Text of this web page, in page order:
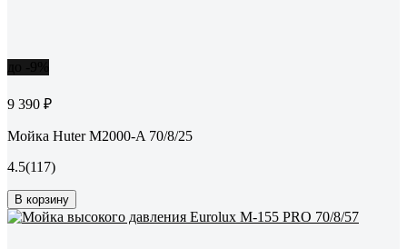
9 390 ₽
Мойка Huter M2000-A 70/8/25
4.5(117)
В корзину